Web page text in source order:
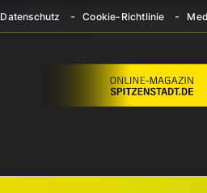
Datenschutz Cookie-Richtlinie